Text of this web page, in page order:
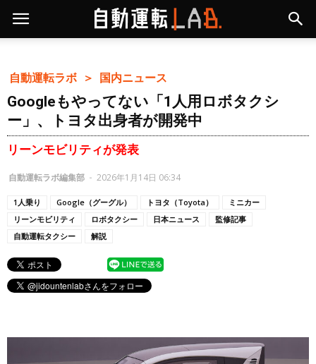
自動運転ラボ ＞ 国内ニュース
Googleもやってない「1人用ロボタクシ
ー」、トヨタ出身者が開発中
リーンモビリティが発表
自動運転ラボ編集部 - 2026年1月14日 06:34
1人乗り Google（グーグル） トヨタ（Toyota）
ミニカー
リーンモビリティ
ロボタクシー 日本ニュース
監修記事
自動運転タクシー
解説